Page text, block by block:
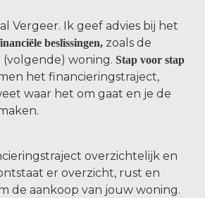
Vergeer. Ik geef advies bij het
beslissingen, zoals de
(volgende) woning. Stap voor stap
het financieringstraject,
waar het om gaat en je de
overzichtelijk en
er overzicht, rust en
de aankoop van jouw woning.